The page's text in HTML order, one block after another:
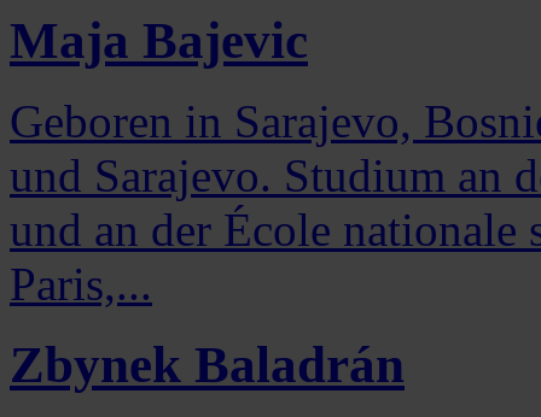
Maja Bajevic
Geboren in Sarajevo,
und Sarajevo. Studium an
und an der École nationale
Paris,...
Zbynek Baladrán